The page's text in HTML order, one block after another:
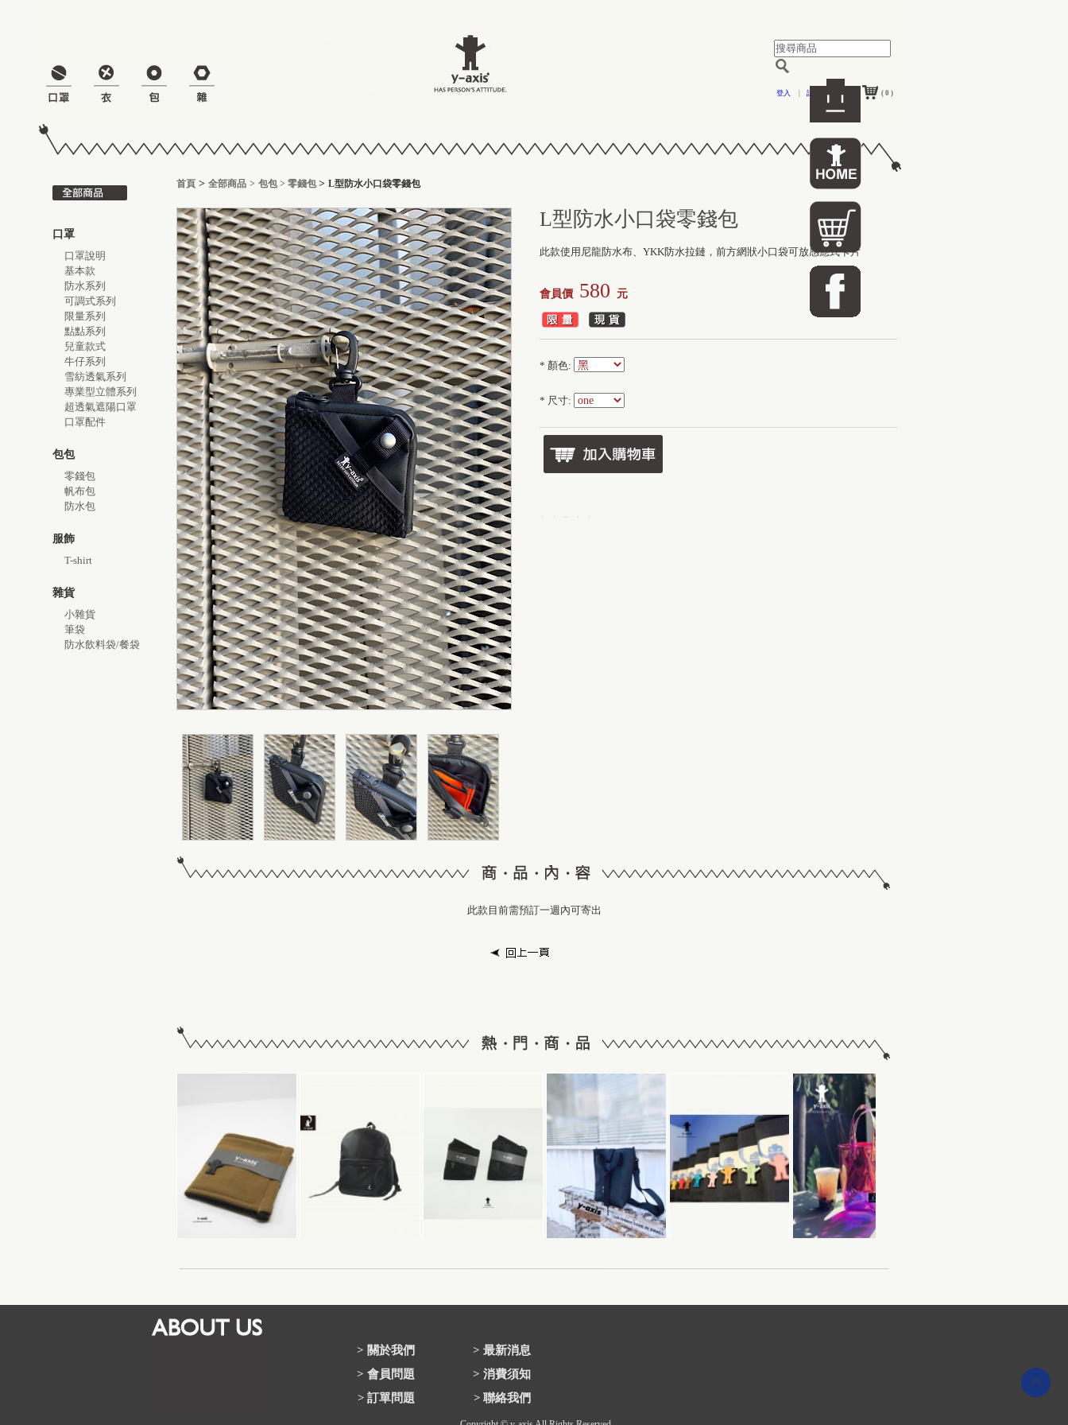
登入 註冊 ( 0 )
口罩
口罩說明
基本款
防水系列
可調式系列
限量系列
點點系列
兒童款式
牛仔系列
雪紡透氣系列
專業型立體系列
超透氣遮陽口罩
口罩配件
包包
零錢包
帆布包
防水包
服飾
T-shirt
雜貨
小雜貨
筆袋
防水飲料袋/餐袋
首頁 > 全部商品 > 包包 > 零錢包 > L型防水小口袋零錢包
L型防水小口袋零錢包
此款使用尼龍防水布、YKK防水拉鏈，前方網狀小口袋可放感應式卡片
會員價 580 元
* 顏色:
* 尺寸:
此款目前需預訂一週內可寄出
> 關於我們
> 會員問題
> 訂單問題
> 最新消息
> 消費須知
> 聯絡我們